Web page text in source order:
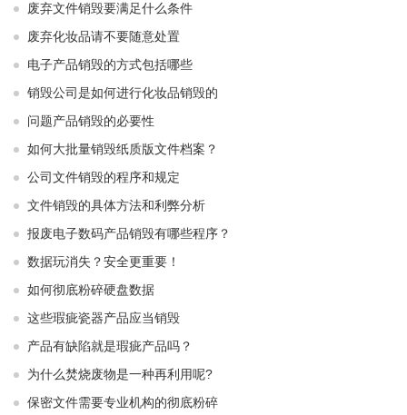
废弃文件销毁要满足什么条件
废弃化妆品请不要随意处置
电子产品销毁的方式包括哪些
销毁公司是如何进行化妆品销毁的
问题产品销毁的必要性
如何大批量销毁纸质版文件档案？
公司文件销毁的程序和规定
文件销毁的具体方法和利弊分析
报废电子数码产品销毁有哪些程序？
数据玩消失？安全更重要！
如何彻底粉碎硬盘数据
这些瑕疵瓷器产品应当销毁
产品有缺陷就是瑕疵产品吗？
为什么焚烧废物是一种再利用呢?
保密文件需要专业机构的彻底粉碎